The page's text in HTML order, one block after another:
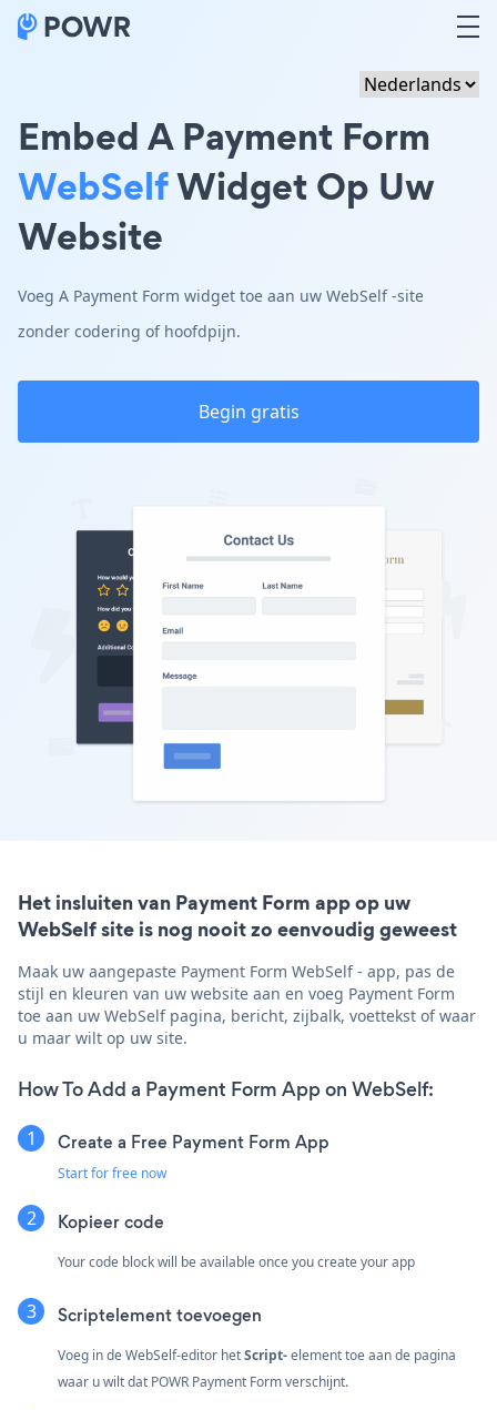
Embed A Payment Form
WebSelfWidget Op Uw
Website
Voeg A Payment Form widget toe aan uw WebSelf -site
zonder codering of hoofdpijn.
Begin gratis
Het insluiten van Payment Form app op uw
WebSelf site is nog nooit zo eenvoudig geweest
Maak uw aangepaste Payment Form WebSelf - app, pas de
stijl en kleuren van uw website aan en voeg Payment Form
toe aan uw WebSelf pagina, bericht, zijbalk, voettekst of waar
u maar wilt op uw site.
How To Add a Payment Form App on WebSelf:
Create a Free Payment Form App
Start for free now
Kopieer code
Your code block will be available once you create your app
Scriptelement toevoegen
Voeg in de WebSelf-editor hetScript-element toe aan de pagina
waar u wilt dat POWR Payment Form verschijnt.